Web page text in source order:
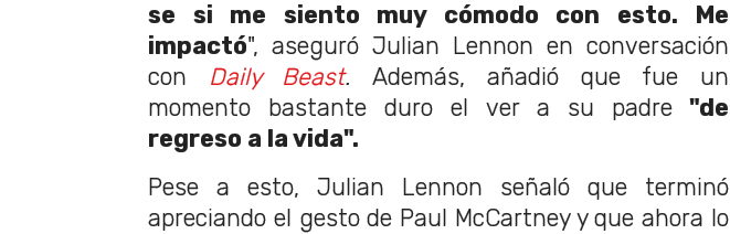
se si me siento muy cómodo con esto. Me
impactó", aseguró Julian Lennon en conversación
con Daily Beast.Además, añadió que fue un
momento bastante duro el ver a su padre"de
regreso a la vida".
Pese a esto, Julian Lennon señaló que terminó
apreciando el gesto de Paul McCartney y que ahora lo